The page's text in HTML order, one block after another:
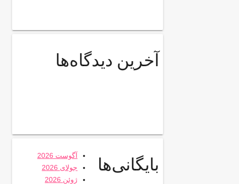
آخرین دیدگاه‌ها
بایگانی‌ها
آگوست 2026
جولای 2026
ژوئن 2026